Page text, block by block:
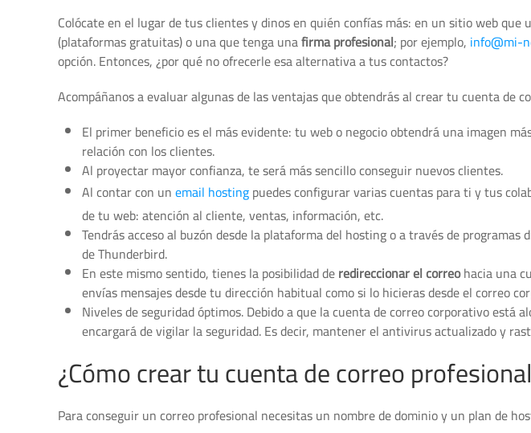
Colócate en el lugar de tus clientes y dinos en quién confías más: en un sitio web
(plataformas gratuitas) o una que tenga unafirma profesional; por ejemplo, info@mi-
opción. Entonces, ¿por qué no ofrecerle esa alternativa a tus contactos?
Acompáñanos a evaluar algunas de las ventajas que obtendrás al crear tu cuenta de
El primer beneficio es el más evidente: tu web o negocio obtendrá una imagen
relación con los clientes.
Al proyectar mayor confianza, te será más sencillo conseguir nuevos clientes.
Al contar con unemail hostingpuedes configurar varias cuentas para ti y tus
de tu web: atención al cliente, ventas, información, etc.
Tendrás acceso al buzón desde la plataforma del hosting o a través de programas
de Thunderbird.
En este mismo sentido, tienes la posibilidad deredireccionar el correohacia una
envías mensajes desde tu dirección habitual como si lo hicieras desde el correo
Niveles de seguridad óptimos. Debido a que la cuenta de correo corporativo está
encargará de vigilar la seguridad. Es decir, mantener el antivirus actualizado y
¿Cómo crear tu cuenta de correo profesional
Para conseguir un correo profesional necesitas un nombre de dominio y un plan de